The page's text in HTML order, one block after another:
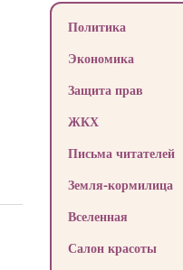
Политика
Экономика
Защита прав
ЖКХ
Письма читателей
Земля-кормилица
Вселенная
Салон красоты